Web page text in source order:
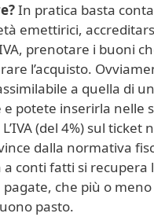
In pratica basta
emettirici,
prenotare i buoni
l’acquisto.
a quella di
potete inserirla nelle
(del 4%) sul ticket
dalla normativa
a conti fatti si recupera
che più o
pasto.